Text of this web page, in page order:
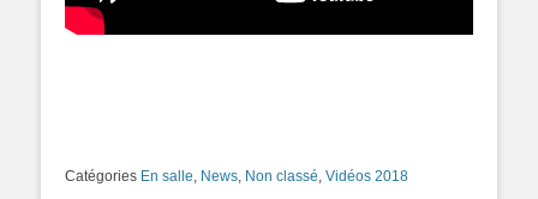
Catégories En salle, News, Non classé, Vidéos 2018